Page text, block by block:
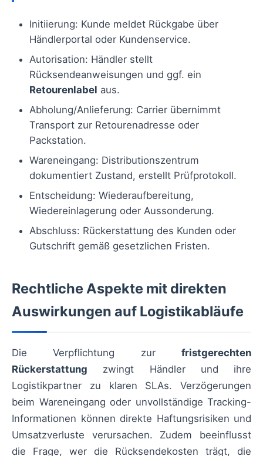
Initiierung: Kunde meldet Rückgabe über
Händlerportal oder Kundenservice.
Autorisation: Händler stellt
Rücksendeanweisungen und ggf. ein
Retourenlabel aus.
Abholung/Anlieferung: Carrier übernimmt
Transport zur Retourenadresse oder
Packstation.
Wareneingang: Distributionszentrum
dokumentiert Zustand, erstellt Prüfprotokoll.
Entscheidung: Wiederaufbereitung,
Wiedereinlagerung oder Aussonderung.
Abschluss: Rückerstattung des Kunden oder
Gutschrift gemäß gesetzlichen Fristen.
Rechtliche Aspekte mit direkten
Auswirkungen auf Logistikabläufe
Die Verpflichtung zur fristgerechten
Rückerstattung zwingt Händler und ihre
Logistikpartner zu klaren SLAs. Verzögerungen
beim Wareneingang oder unvollständige Tracking-
Informationen können direkte Haftungsrisiken und
Umsatzverluste verursachen. Zudem beeinflusst
die Frage, wer die Rücksendekosten trägt, die